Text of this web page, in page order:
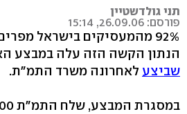
תני גולדשטיין
פורסם: 26.09.06, 15:14
92% מהמעסיקים בישראל
הנתון הקשה הזה עלה במבצע
שביצע לאחרונה משרד התמ"ת.